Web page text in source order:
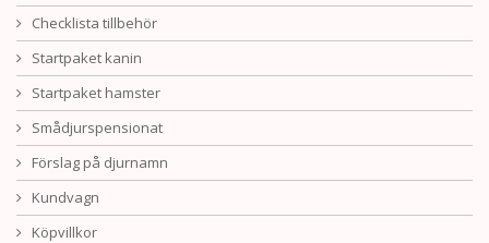
Checklista tillbehör
Startpaket kanin
Startpaket hamster
Smådjurspensionat
Förslag på djurnamn
Kundvagn
Köpvillkor